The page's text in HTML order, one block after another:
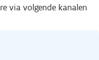
via volgende kanalen